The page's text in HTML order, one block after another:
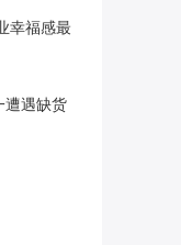
幸福感最
遭遇缺货